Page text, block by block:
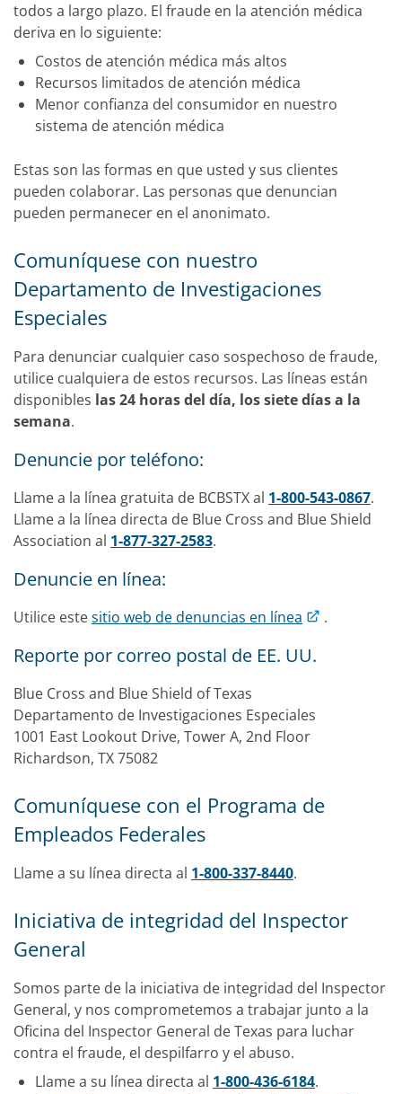
todos a largo plazo. El fraude en la atención médica
deriva en lo siguiente:
Costos de atención médica más altos
Recursos limitados de atención médica
Menor confianza del consumidor en nuestro
sistema de atención médica
Estas son las formas en que usted y sus clientes
pueden colaborar. Las personas que denuncian
pueden permanecer en el anonimato.
Comuníquese con nuestro
Departamento de Investigaciones
Especiales
Para denunciar cualquier caso sospechoso de fraude,
utilice cualquiera de estos recursos. Las líneas están
disponibles las 24 horas del día, los siete días a la
semana.
Denuncie por teléfono:
Llame a la línea gratuita de BCBSTX al 1-800-543-0867.
Llame a la línea directa de Blue Cross and Blue Shield
Association al 1-877-327-2583.
Denuncie en línea:
Utilice estesitio web de denuncias en línea .
Reporte por correo postal de EE. UU.
Blue Cross and Blue Shield of Texas
Departamento de Investigaciones Especiales
1001 East Lookout Drive, Tower A, 2nd Floor
Richardson, TX 75082
Comuníquese con el Programa de
Empleados Federales
Llame a su línea directa al 1-800-337-8440.
Iniciativa de integridad del Inspector
General
Somos parte de la iniciativa de integridad del Inspector
General, y nos comprometemos a trabajar junto a la
Oficina del Inspector General de Texas para luchar
contra el fraude, el despilfarro y el abuso.
Llame a su línea directa al 1-800-436-6184.